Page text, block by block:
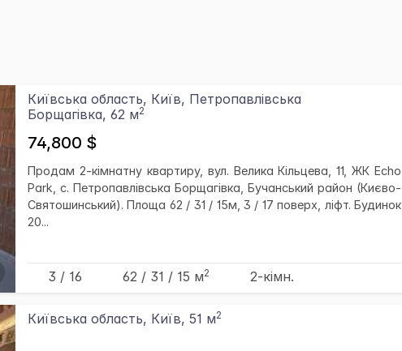
Київська область, Київ, Петропавлівська
Борщагівка, 62 м2
74,800 $
Продам 2-кімнатну квартиру, вул. Велика Кільцева, 11, ЖК Echo
Park, с. Петропавлівська Борщагівка, Бучанський район (Києво-
Святошинський). Площа 62 / 31 / 15м, 3 / 17 поверх, ліфт. Будинок
20...
3 / 16 62 / 31 / 15 м2 2-кімн.
Київська область, Київ, 51 м2